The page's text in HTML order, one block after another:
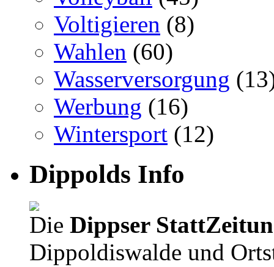
Voltigieren (8)
Wahlen (60)
Wasserversorgung
Werbung (16)
Wintersport (12)
Dippolds Info
Die Dippser
Dippoldiswalde und